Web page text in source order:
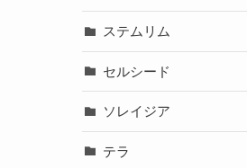
ステムリム
セルシード
ソレイジア
テラ